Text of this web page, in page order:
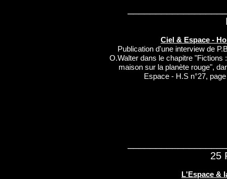
Ciel & Espace -
Publication d'une interview de
O.Walter dans le chapitre "Fictions
maison sur la planète rouge",
Espace - H.S n°27,
25
L'Espace &